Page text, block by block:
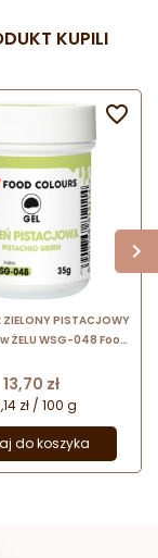
KUPILI
PISTACJOWY
ŻELU WSG-048 Food
Cena
13,70 zł
zł / 100 g
do koszyka
